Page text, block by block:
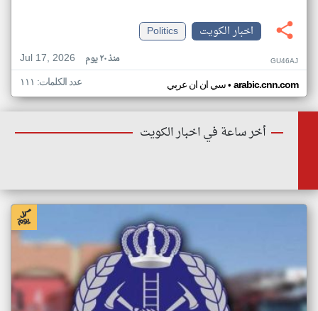
اخبار الكويت
Politics
Jul 17, 2026
منذ ٢٠ يوم GU46AJ
سي ان ان عربي• arabic.cnn.com عدد الكلمات: ١١١
أخر ساعة في اخبار الكويت